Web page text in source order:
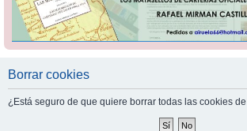
Borrar cookies
¿Está seguro de que quiere borrar todas las cookies